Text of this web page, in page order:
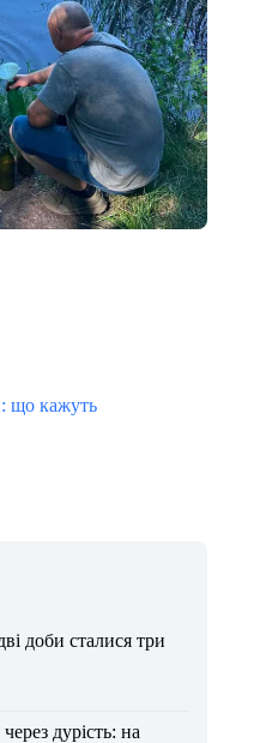
що кажуть
доби сталися три
дурість: на